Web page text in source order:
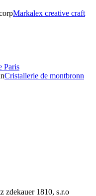
Markalex creative craft
Paris
Cristallerie de montbronn